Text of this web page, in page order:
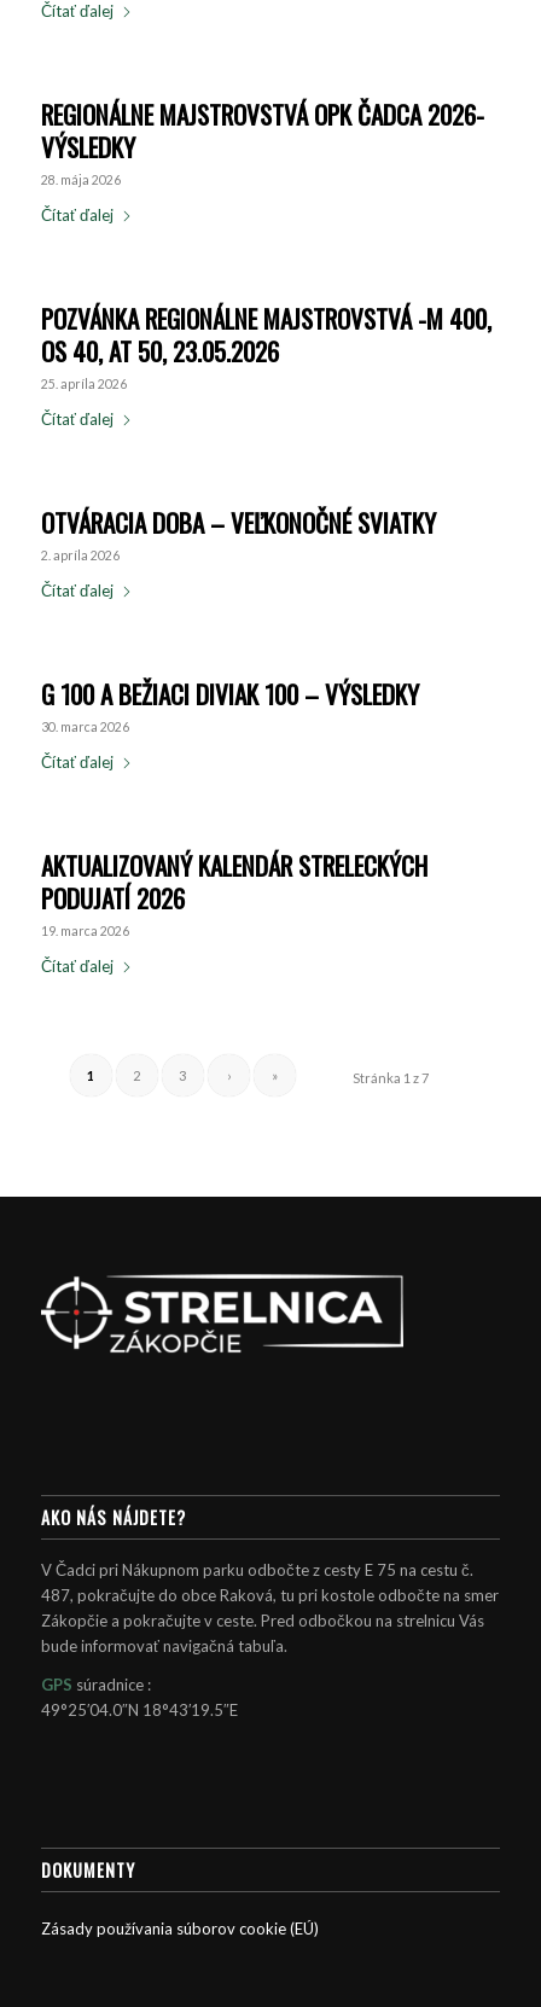
Čítať ďalej
REGIONÁLNE MAJSTROVSTVÁ OPK ČADCA 2026-
VÝSLEDKY
28. mája 2026
Čítať ďalej
POZVÁNKA REGIONÁLNE MAJSTROVSTVÁ -M 400,
OS 40, AT 50, 23.05.2026
25. apríla 2026
Čítať ďalej
OTVÁRACIA DOBA – VEĽKONOČNÉ SVIATKY
2. apríla 2026
Čítať ďalej
G 100 A BEŽIACI DIVIAK 100 – VÝSLEDKY
30. marca 2026
Čítať ďalej
AKTUALIZOVANÝ KALENDÁR STRELECKÝCH
PODUJATÍ 2026
19. marca 2026
Čítať ďalej
Stránka 1 z 7
1 2 3 › »
AKO NÁS NÁJDETE?
V Čadci pri Nákupnom parku odbočte z cesty E 75 na cestu č.
487, pokračujte do obce Raková, tu pri kostole odbočte na smer
Zákopčie a pokračujte v ceste. Pred odbočkou na strelnicu Vás
bude informovať navigačná tabuľa.
GPS súradnice :
49°25′04.0″N 18°43′19.5″E
DOKUMENTY
Zásady používania súborov cookie (EÚ)